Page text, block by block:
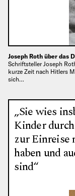
Joseph Roth über das
Schriftsteller Joseph
kurze Zeit nach Hitlers
sich…
„Sie wies
Kinder
zur Einreise
haben und
sind“